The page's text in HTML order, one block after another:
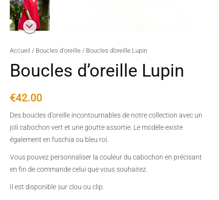
Accueil / Boucles d'oreille / Boucles d’oreille Lupin
Boucles d’oreille Lupin
€42.00
Des boucles d’oreille incontournables de notre collection avec un
joli cabochon vert et une goutte assortie. Le modèle existe
également en fuschia ou bleu roi.
Vous pouvez personnaliser la couleur du cabochon en précisant
en fin de commande celui que vous souhaitez.
Il est disponible sur clou ou clip.